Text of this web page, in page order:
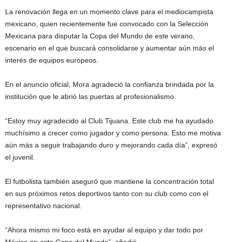
La renovación llega en un momento clave para el mediocampista
mexicano, quien recientemente fue convocado con la Selección
Mexicana para disputar la Copa del Mundo de este verano,
escenario en el que buscará consolidarse y aumentar aún más el
interés de equipos europeos.
En el anuncio oficial, Mora agradeció la confianza brindada por la
institución que le abrió las puertas al profesionalismo.
“Estoy muy agradecido al Club Tijuana. Este club me ha ayudado
muchísimo a crecer como jugador y como persona. Esto me motiva
aún más a seguir trabajando duro y mejorando cada día”, expresó
el juvenil.
El futbolista también aseguró que mantiene la concentración total
en sus próximos retos deportivos tanto con su club como con el
representativo nacional.
“Ahora mismo mi foco está en ayudar al equipo y dar todo por